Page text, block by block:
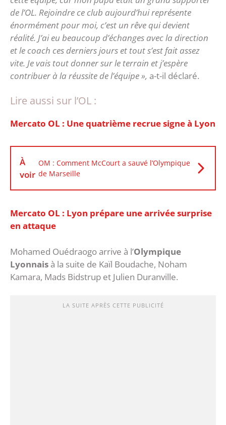
de l’OL. Rejoindre ce club aujourd’hui représente
énormément pour moi, c’est un rêve qui devient
réalité. J’ai eu beaucoup d’échanges avec la direction
et le coach ces derniers jours et tout s’est fait assez
vite. Je vais tout donner sur le terrain et j’espère
contribuer à la réussite de l’équipe », a-t-il déclaré.
Lire aussi sur l’OL :
Mercato OL : Une quatrième recrue signe à Lyon
À
voir
OM : Comment McCourt a sauvé l’Olympique
de Marseille
Mercato OL : Lyon prépare une arrivée surprise
en attaque
Mohamed Ouédraogo arrive à l’Olympique
Lyonnaisà la suite de Kaïl Boudache, Noham
Kamara, Mads Bidstrup et Julien Duranville.
LA SUITE APRÈS CETTE PUBLICITÉ